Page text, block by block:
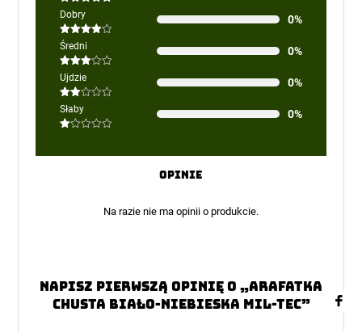
Oceniono
na 5
Dobry
Oceniono
4na 5
0%
Średni
Oceniono
3na 5
0%
Ujdzie
Oceniono
2na
5
0%
Słaby
na
0%
Opinie
Na razie nie ma opinii o produkcie.
Napisz pierwszą opinię o „Arafatka
Chusta Biało-Niebieska Mil-Tec”